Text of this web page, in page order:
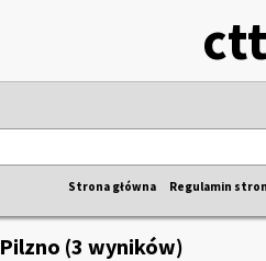
Strona główna Regulamin
Pilzno (3 wyników)